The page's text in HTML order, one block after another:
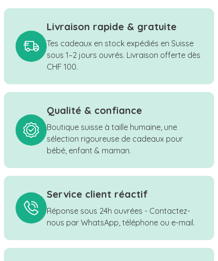
Livraison rapide & gratuite
Tes cadeaux en stock expédiés en Suisse
sous 1–2 jours ouvrés. Livraison offerte dès
CHF 100.
Qualité & confiance
Boutique suisse à taille humaine, une
sélection rigoureuse de cadeaux pour
bébé, enfant & maman.
Service client réactif
Réponse sous 24h ouvrées - Contactez-
nous par WhatsApp, téléphone ou e-mail.